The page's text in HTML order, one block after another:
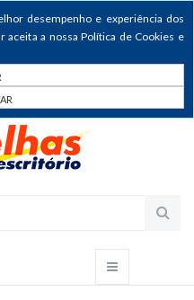
desempenho e experiência dos
aceita a nossa Política de Cookies e